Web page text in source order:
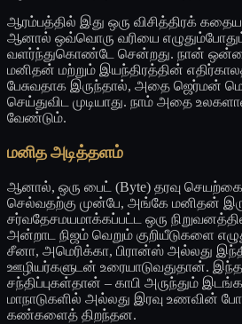
ஆரம்பத்தில் இது ஒரு விசித்திரக்
ஆனால் ஒவ்வொரு வரியை
வளர்ந்துகொண்டே சென்றது. நான்
மனிதன் மற்றும் இயந்திரத்தின்
பேசுவதாக இருந்தால், அதை ஜெர்மன்
செய்துவிட முடியாது. நாம் அதை
வேண்டும்.
மனித அடித்தளம்
ஆனால், ஒரு பைட் (Byte) தரவு
செல்வதற்கு முன்பே, அங்கே மனிதன்
சர்வதேசமயமாக்கப்பட்ட ஒரு
அன்றாட நிஜம் வெறும் குறியீடுகளை
சீனா, அமெரிக்கா, பிரான்ஸ் அல்லது
ஊழியர்களுடன் உரையாடுவதுதான்.
சந்திப்புகள்தான் – காபி அருந்தும்
மாநாடுகளில் அல்லது இரவு உணவின்
கண்களைத் திறந்தன.